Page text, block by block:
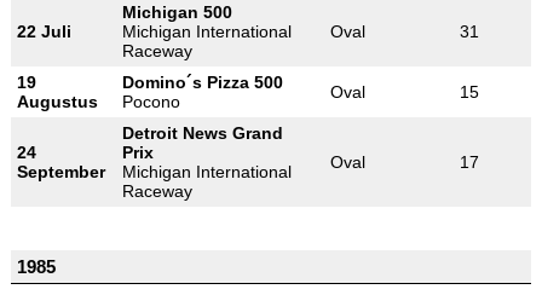
22 Juli
Michigan 500
Michigan International
Raceway
Oval 31
19
Augustus
Domino´s Pizza 500
Pocono
Oval 15
24
September
Detroit News Grand
Prix
Michigan International
Raceway
Oval 17
1985